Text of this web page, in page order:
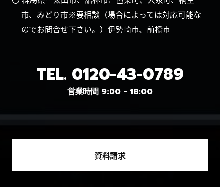
市、みどり市※要相談（場合によっては対応可能な
のでお問合せ下さい。）伊勢崎市、前橋市
TEL. 0120-43-0789
営業時間 9:00 - 18:00
資料請求